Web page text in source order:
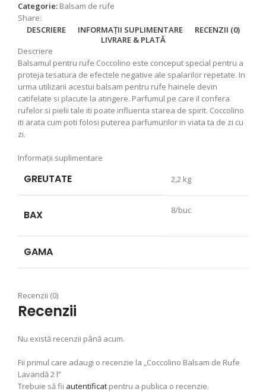
Categorie: Balsam de rufe
Share:
DESCRIERE
INFORMAȚII SUPLIMENTARE
RECENZII (0)
LIVRARE & PLATĂ
Descriere
Balsamul pentru rufe Coccolino este conceput special pentru a
proteja tesatura de efectele negative ale spalarilor repetate. In
urma utilizarii acestui balsam pentru rufe hainele devin
catifelate si placute la atingere. Parfumul pe care il confera
rufelor si pielii tale iti poate influenta starea de spirit. Coccolino
iti arata cum poti folosi puterea parfumurilor in viata ta de zi cu
zi.
Informații suplimentare
GREUTATE 2,2 kg
BAX 8/buc
GAMA
Recenzii (0)
Recenzii
Nu există recenzii până acum.
Fii primul care adaugi o recenzie la „Coccolino Balsam de Rufe
Lavandă 2 l”
Trebuie să fii autentificat pentru a publica o recenzie.